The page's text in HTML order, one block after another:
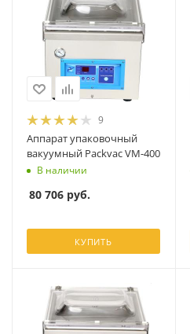
9
Аппарат упаковочный
вакуумный Packvac VM-400
В наличии
80 706 руб.
КУПИТЬ